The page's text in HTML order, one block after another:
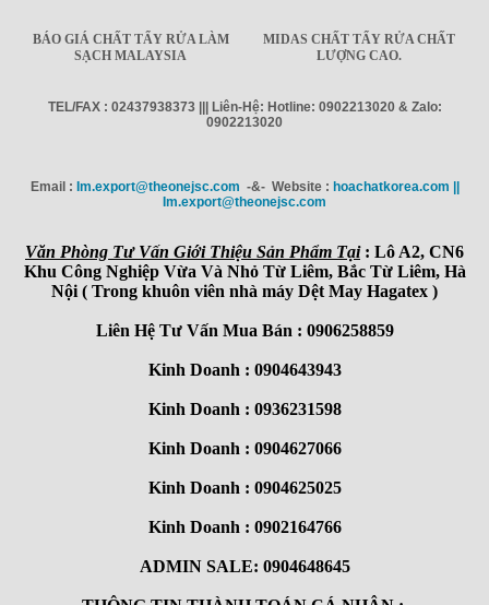
BÁO GIÁ CHẤT TẨY RỬA LÀM
SẠCH MALAYSIA
MIDAS CHẤT TẨY RỬA CHẤT
LƯỢNG CAO.
TEL/FAX : 02437938373 ||| Liên-Hệ: Hotline: 0902213020 & Zalo:
0902213020
Email : Im.export@theonejsc.com -&- Website : hoachatkorea.com ||
Im.export@theonejsc.com
Văn Phòng Tư Vấn Giới Thiệu Sản Phẩm Tại: Lô A2, CN6
Khu Công Nghiệp Vừa Và Nhỏ Từ Liêm, Bắc Từ Liêm, Hà
Nội ( Trong khuôn viên nhà máy Dệt May Hagatex )
Liên Hệ Tư Vấn Mua Bán : 0906258859
Kinh Doanh : 0904643943
Kinh Doanh : 0936231598
Kinh Doanh : 0904627066
Kinh Doanh : 0904625025
Kinh Doanh : 0902164766
ADMIN SALE: 0904648645